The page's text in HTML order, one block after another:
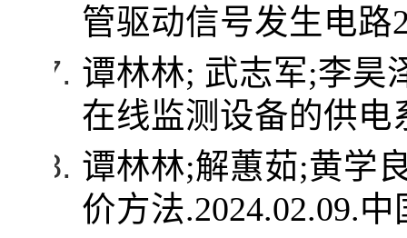
管驱动信号发生电路
谭林林; 武志军;李昊
在线监测设备的供电
谭林林;解蕙茹;黄学
价方法.2024.02.09.中